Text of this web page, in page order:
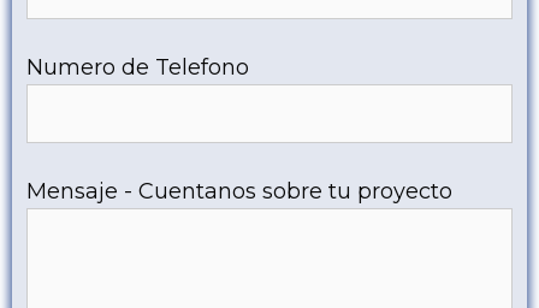
Numero de Telefono
Mensaje - Cuentanos sobre tu proyecto